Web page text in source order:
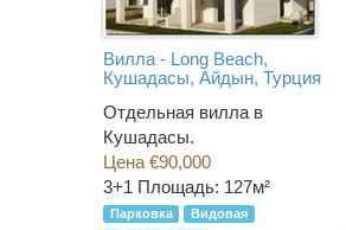
Вилла - Long Beach,
Кушадасы, Айдын, Турция
Отдельная вилла в
Кушадасы.
Цена €90,000
3+1 Площадь: 127м²
Парковка
Видовая